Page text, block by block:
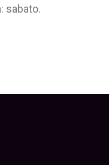
sabato.